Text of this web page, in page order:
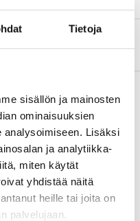
Tietoja
sisällön ja mainosten
ominaisuuksien
analysoimiseen. Lisäksi
ja analytiikka-
miten käytät
yhdistää näitä
heille tai joita on
palvelujaan.
ECE R37
varuhus